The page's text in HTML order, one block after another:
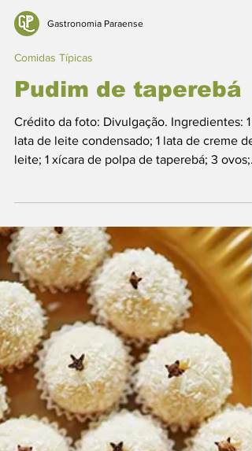
Gastronomia Paraense
Comidas Típicas
Pudim de taperebá
Crédito da foto: Divulgação. Ingredientes: 1
lata de leite condensado; 1 lata de creme de
leite; 1 xícara de polpa de taperebá; 3 ovos;
1...